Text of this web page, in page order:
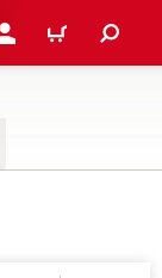
ALEBO
KOŠÍK